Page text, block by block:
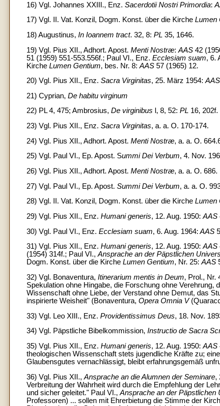
16) Vgl. Johannes XXIII., Enz. Sacerdotii Nostri Primordia:
17) Vgl. II. Vat. Konzil, Dogm. Konst. über die Kirche Lumen
18) Augustinus, In Ioannem tract. 32, 8: PL 35, 1646.
19) Vgl. Pius XII., Adhort. Apost. Menti Nostræ: AAS 42
51 (1959) 551-553.556f.; Paul VI., Enz. Ecclesiam suam, 6.
Kirche Lumen Gentium, bes. Nr. 8: AAS 57 (1965) 12.
20) Vgl. Pius XII., Enz. Sacra Virginitas, 25. März 1954: AAS
21) Cyprian, De habitu virginum
22) PL 4, 475; Ambrosius, De virginibus l, 8, 52: PL 16,
23) Vgl. Pius XII., Enz. Sacra Virginitas, a. a. O. 170-174.
24) Vgl. Pius XII., Adhort. Apost. Menti Nostræ, a. a. O.
25) Vgl. Paul VI., Ep. Apost. Summi Dei Verbum, 4. Nov.
26) Vgl. Pius XII., Adhort. Apost. Menti Nostræ, a. a. O. 686.
27) Vgl. Paul VI., Ep. Apost. Summi Dei Verbum, a. a. O.
28) Vgl. II. Vat. Konzil, Dogm. Konst. über die Kirche Lumen
29) Vgl. Pius XII., Enz. Humani generis, 12. Aug. 1950: AAS
30) Vgl. Paul VI., Enz. Ecclesiam suam, 6. Aug. 1964: AAS
31) Vgl. Pius XII., Enz. Humani generis, 12. Aug. 1950:AAS
(1954) 314f.; Paul VI.,Ansprache an der Päpstlichen
Dogm. Konst. über die Kirche Lumen Gentium, Nr. 25:AAS
32) Vgl. Bonaventura, Itinerarium mentis in Deum, Prol., Nr.
Spekulation ohne Hingabe, die Forschung ohne
Wissenschaft ohne Liebe, der Verstand ohne Demut, das
inspirierte Weisheit" (Bonaventura, Opera Omnia V
33) Vgl. Leo XIII., Enz. Providentissimus Deus, 18. Nov.
34) Vgl. Päpstliche Bibelkommission, Instructio de Sacra
35) Vgl. Pius XII., Enz. Humani generis, 12. Aug. 1950: AAS
theologischen Wissenschaft stets jugendliche Kräfte zu;
Glaubensgutes vernachlässigt, bleibt erfahrungsgemäß
36) Vgl. Pius XII., Ansprache an die Alumnen der Seminare,
Verbreitung der Wahrheit wird durch die Empfehlung der
und sicher geleitet." Paul VI., Ansprache an der Päpstlichen
Professoren) ... sollen mit Ehrerbietung die Stimme der